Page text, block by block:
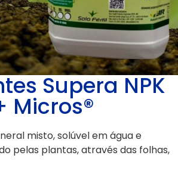
Supera NPK
Micros®
misto, solúvel em água e
pelas plantas, através das folhas,